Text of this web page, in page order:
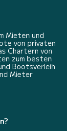
Mieten und
von privaten
Chartern von
zum besten
Bootsverleih
Mieter